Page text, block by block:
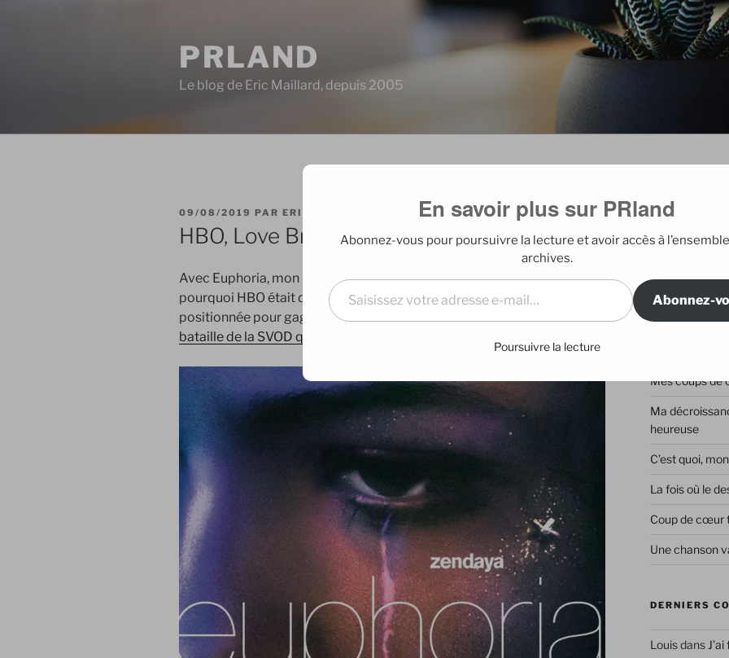
PRLAND
Le blog de Eric Maillard, depuis 2005
PUBLIÉ
LE
09/08/2019 PAR ERIC
HBO, Love Brand
Avec Euphoria, mon dernier coup de cœur série, j’ai tout à coup réalisé
pourquoi HBO était de loin ma chaîne préférée. Et peut-être la mieux
positionnée pour gagner ses galons de Love Brand au coeur de la
bataille de la SVOD qui s’annonce
EDITO
Blog édité par
Mes coups de
Ma
heureuse
C’est quoi,
La fois où le
Coup de cœur
Une chanson
DERNIERS
Louisdans
En savoir plus sur PRland
Abonnez-vous pour poursuivre la lecture et avoir accès à
archives.
Saisissez votre adresse e-mail…
Abonnez-
Poursuivre la lecture